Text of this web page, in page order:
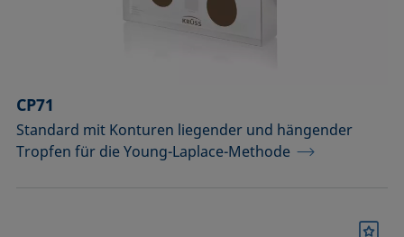
CP71
Standard mit Konturen liegender und hängender
Tropfen für die Young-Laplace-Methode